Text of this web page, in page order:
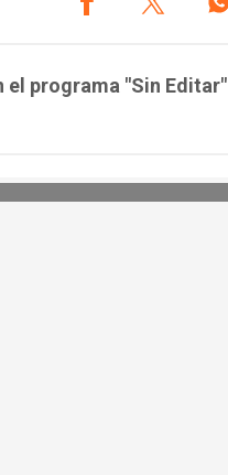
el programa "Sin Editar"